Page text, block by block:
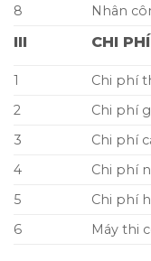
8 Nhân
III CHI
1
Chi phí
2
Chi phí
3
Chi phí
4
Chi phí
5
Chi phí
6
Máy thi